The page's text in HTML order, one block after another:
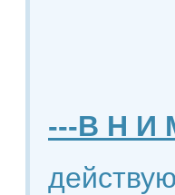
---В Н И